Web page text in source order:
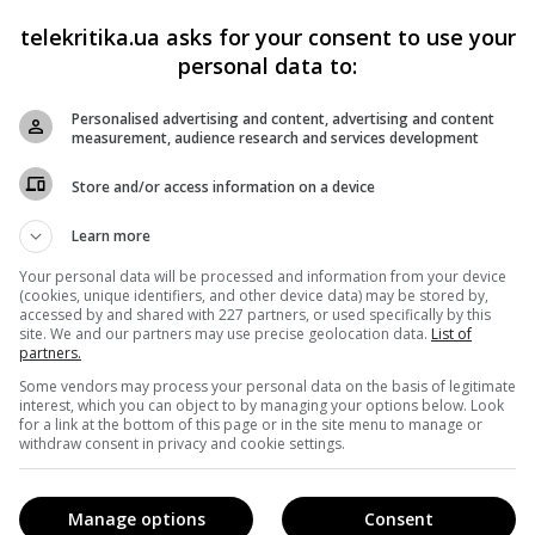
Берген), проте на третьому тижні в прокаті заробив
Дикого Запада» бесит фанатов
американському прокаті посіла американо-
вікенд був дебютним. Фільм у жанрі наукової
про людину, тіло якої контролює чіп, імплантований в
а ось у прокаті заробила за перший вікенд
з однією з найвеселіших пампушечок Голлівуду
з рейтингом попереднього тижня, стрічка
telekritika.ua asks for your consent to use your
personal data to:
Personalised advertising and content, advertising and content
measurement, audience research and services development
Store and/or access information on a device
Learn more
Your personal data will be processed and information from your device
(cookies, unique identifiers, and other device data) may be stored by,
accessed by and shared with 227 partners, or used specifically by this
site. We and our partners may use precise geolocation data. List of
partners.
Some vendors may process your personal data on the basis of legitimate
interest, which you can object to by managing your options below. Look
for a link at the bottom of this page or in the site menu to manage or
withdraw consent in privacy and cookie settings.
Consent
Manage options